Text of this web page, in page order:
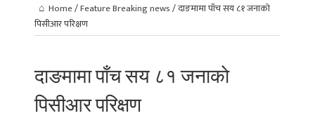
Home/Feature Breaking news/दाङमामा पाँच सय ८१ जनाकाे
पिसीआर परिक्षण
दाङमामा पाँच सय ८१ जनाकाे
पिसीआर परिक्षण